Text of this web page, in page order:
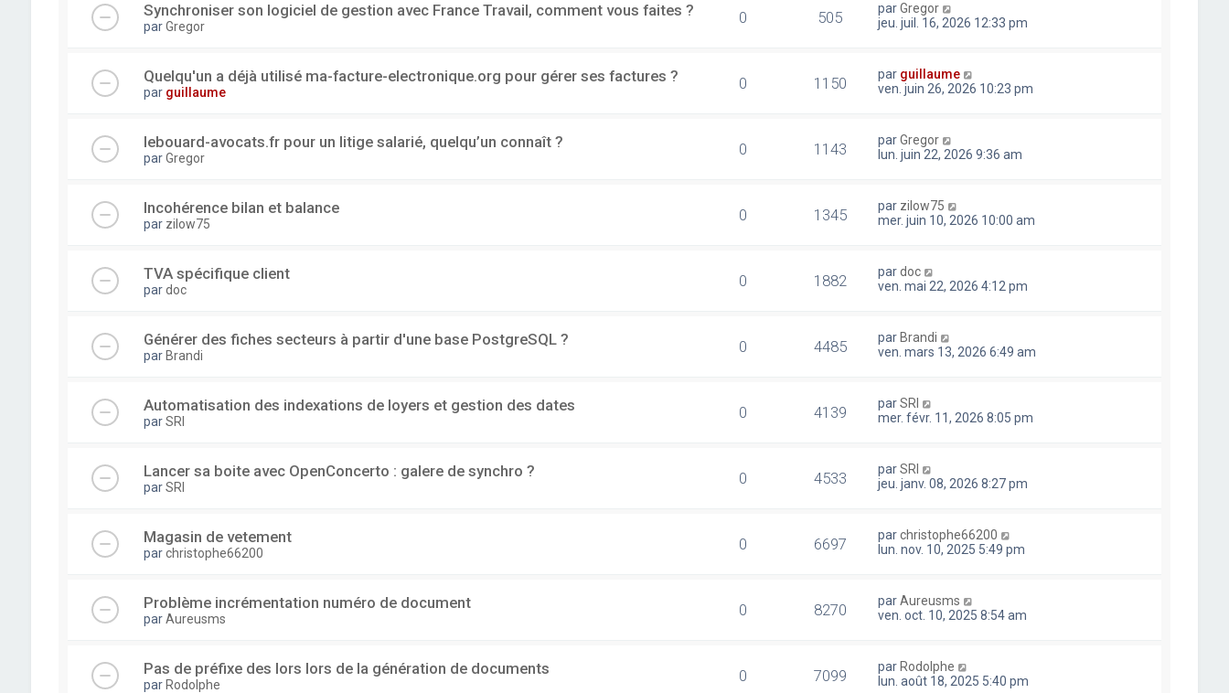
Synchroniser son logiciel de gestion avec France Travail, comment vous faites ?
parGregor 0 505 parGregor
jeu. juil. 16, 2026 12:33 pm
Quelqu'un a déjà utilisé ma-facture-electronique.org pour gérer ses factures ?
par guillaume 0 1150 par guillaume
ven. juin 26, 2026 10:23 pm
lebouard-avocats.fr pour un litige salarié, quelqu’un connaît ?
parGregor 0 1143 parGregor
lun. juin 22, 2026 9:36 am
Incohérence bilan et balance
par zilow75 0 1345 par zilow75
mer. juin 10, 2026 10:00 am
TVA spécifique client
pardoc 0 1882 pardoc
ven. mai 22, 2026 4:12 pm
Générer des fiches secteurs à partir d'une base PostgreSQL ?
par Brandi 0 4485 par Brandi
ven. mars 13, 2026 6:49 am
Automatisation des indexations de loyers et gestion des dates
parSRI 0 4139 parSRI
mer. févr. 11, 2026 8:05 pm
Lancer sa boite avec OpenConcerto : galere de synchro ?
parSRI 0 4533 parSRI
jeu. janv. 08, 2026 8:27 pm
Magasin de vetement
parchristophe66200 0 6697 parchristophe66200
lun. nov. 10, 2025 5:49 pm
Problème incrémentation numéro de document
parAureusms 0 8270 parAureusms
ven. oct. 10, 2025 8:54 am
Pas de préfixe des lors lors de la génération de documents
par Rodolphe 0 7099 par Rodolphe
lun. août 18, 2025 5:40 pm